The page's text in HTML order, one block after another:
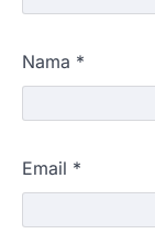
Nama *
Email *